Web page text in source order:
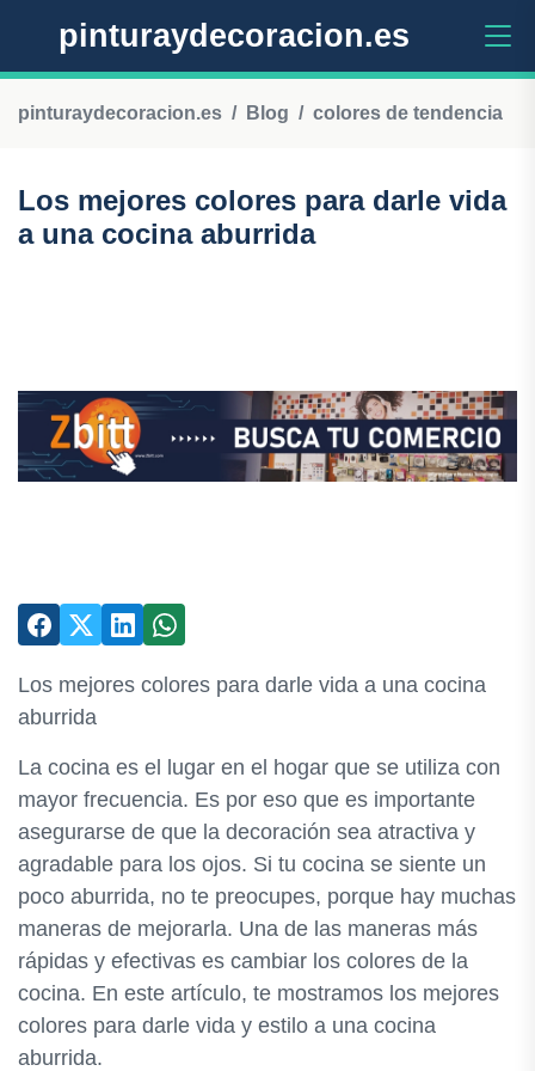
pinturaydecoracion.es
pinturaydecoracion.es Blog colores de tendencia
Los mejores colores para darle vida
a una cocina aburrida
Los mejores colores para darle vida a una cocina
aburrida
La cocina es el lugar en el hogar que se utiliza con
mayor frecuencia. Es por eso que es importante
asegurarse de que la decoración sea atractiva y
agradable para los ojos. Si tu cocina se siente un
poco aburrida, no te preocupes, porque hay muchas
maneras de mejorarla. Una de las maneras más
rápidas y efectivas es cambiar los colores de la
cocina. En este artículo, te mostramos los mejores
colores para darle vida y estilo a una cocina
aburrida.